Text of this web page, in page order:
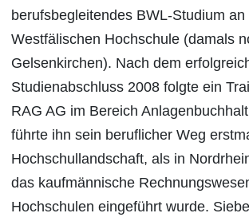
berufsbegleitendes BWL-Studium an
Westfälischen Hochschule (damals
Gelsenkirchen). Nach dem
Studienabschluss 2008 folgte ein
RAG AG im Bereich
führte ihn sein beruflicher Weg
Hochschullandschaft, als in
das kaufmännische
Hochschulen eingeführt wurde.